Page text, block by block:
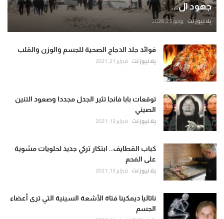
جهود ال...
يلا نيوز نت يونيو 25, 2026
فوائد جلد الدجاج الصحية للجسم والوزن والقلب
يلا نيوز نت فبراير 21, 2021
توقعات بابا فانجا تثير الجدل مجددا وصعود التنين
الصيني
يلا نيوز نت فبراير 13, 2021
كباب القطايف.. ابتكار تركي جديد لحلويات مشوية
على الفحم
يلا نيوز نت فبراير 13, 2021
ناتاليا ديمكينا فتاة الأشعة السينية التي ترى أعضاء
الجسم